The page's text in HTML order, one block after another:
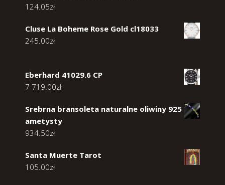
124.05zł
Cluse La Boheme Rose Gold cl18033
245.00zł
Eberhard 41029.6 CP
7 719.00zł
Srebrna bransoleta naturalne oliwiny 925
ametysty
934.50zł
Santa Muerte Tarot
105.00zł